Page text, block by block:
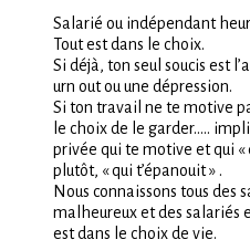
Salarié ou indépendant
Tout est dans le choix.
Si déjà, ton seul soucis est
urn out ou une dépression.
Si ton travail ne te motive
le choix de le garder…..
privée qui te motive et qui «
plutôt, « qui t’épanouit » .
Nous connaissons tous des
malheureux et des salariés
est dans le choix de vie.